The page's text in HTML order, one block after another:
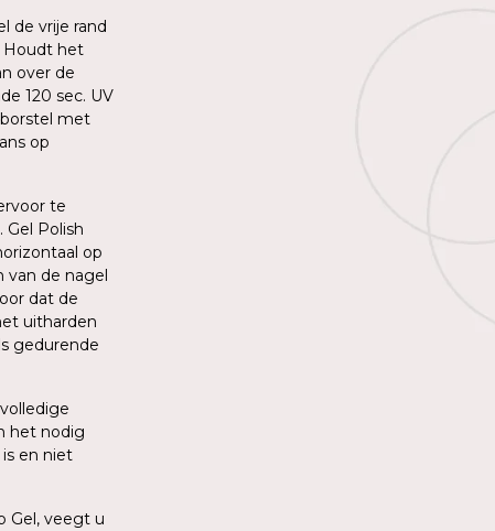
de vrije rand
Houdt het
over de
120 sec. UV
met
op
te
Polish
op
de nagel
dat de
uitharden
gedurende
het nodig
en niet
Gel, veegt u